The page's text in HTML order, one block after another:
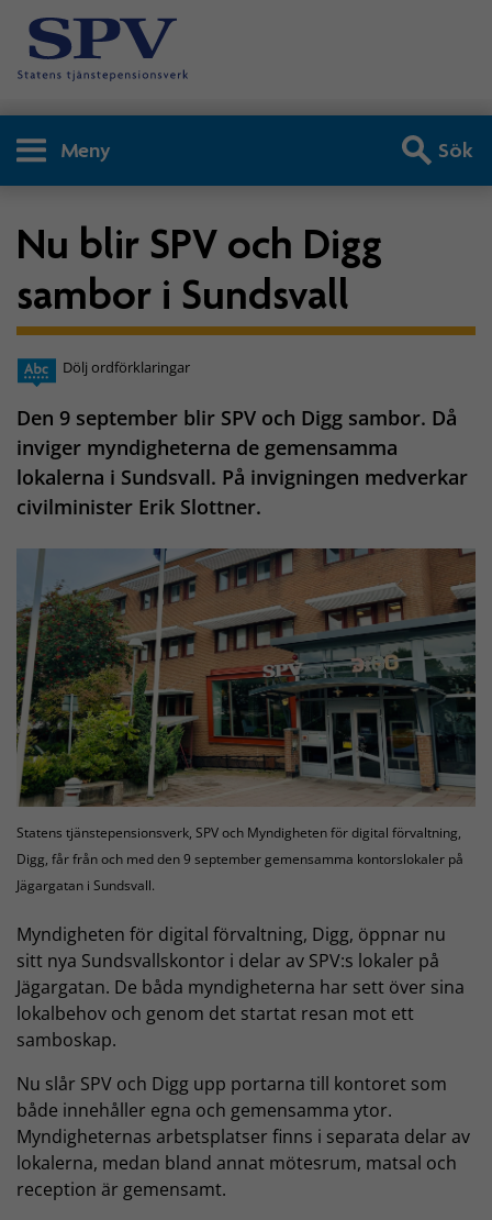
Meny Sök
Nu blir SPV och Digg
sambor i Sundsvall
Dölj ordförklaringar
Den 9 september blir SPV och Digg sambor. Då
inviger myndigheterna de gemensamma
lokalerna i Sundsvall. På invigningen medverkar
civilminister Erik Slottner.
Statens tjänstepensionsverk, SPV och Myndigheten för digital förvaltning,
Digg, får från och med den 9 september gemensamma kontorslokaler på
Jägargatan i Sundsvall.
Myndigheten för digital förvaltning, Digg, öppnar nu
sitt nya Sundsvallskontor i delar av SPV:s lokaler på
Jägargatan. De båda myndigheterna har sett över sina
lokalbehov och genom det startat resan mot ett
samboskap.
Nu slår SPV och Digg upp portarna till kontoret som
både innehåller egna och gemensamma ytor.
Myndigheternas arbetsplatser finns i separata delar av
lokalerna, medan bland annat mötesrum, matsal och
reception är gemensamt.